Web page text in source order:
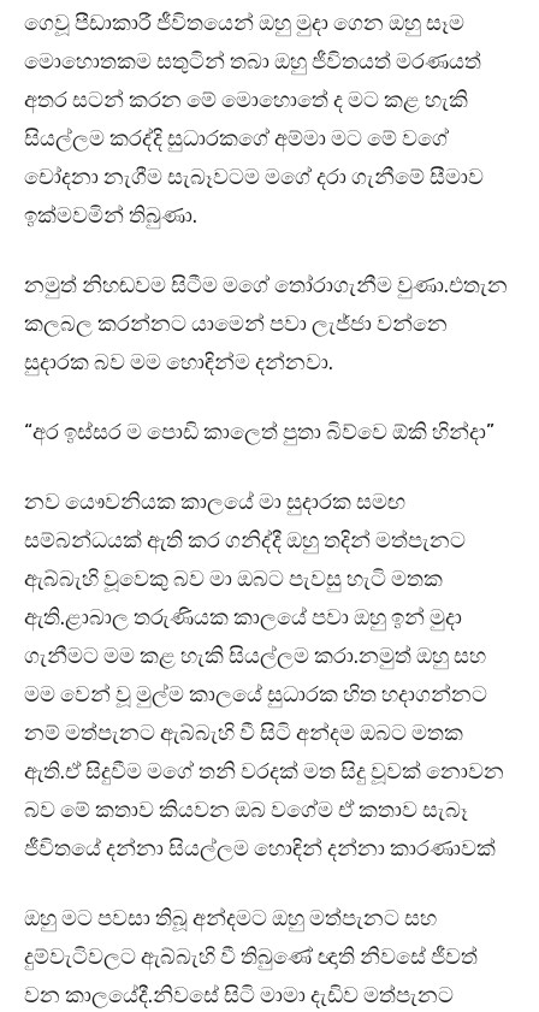
ගෙවූ පීඩාකාරී ජීවිතයෙන් ඔහු මුදා ගෙන ඔහු සෑම
මොහොතකම සතුටින් තබා ඔහු ජීවිතයත් මරණයත්
අතර සටන් කරන මේ මොහොතේ ද මට කළ හැකි
සියල්ලම කරද්දි සුධාරකගේ අම්මා මට මේ වගේ
චෝදනා නැගීම සැබෑවටම මගේ දරා ගැනීමේ සීමාව
ඉක්මවමින් තිබුණා.
නමුත් නිහඬවම සිටීම මගේ තෝරාගැනීම වුණා.එතැන
කලබල කරන්නට යාමෙන් පවා ලැජ්ජා වන්නෙ
සුදාරක බව මම හොඳින්ම දන්නවා.
“අර ඉස්සර ම පොඩි කාලෙත් පුතා බිව්වෙ ඕකි හින්දා”
නව යෞවනියක කාලයේ මා සුදාරක සමඟ
සම්බන්ධයක් ඇති කර ගනිද්දී ඔහු තදින් මත්පැනට
ඇබ්බැහි වූවෙකු බව මා ඔබට පැවසු හැටි මතක
ඇති.ළාබාල තරුණියක කාලයේ පවා ඔහු ඉන් මුදා
ගැනීමට මම කළ හැකි සියල්ලම කරා.නමුත් ඔහු සහ
මම වෙන් වූ මුල්ම කාලයේ සුධාරක හිත හදාගන්නට
නම් මත්පැනට ඇබ්බැහි වී සිටි අන්දම ඔබට මතක
ඇති.ඒ සිදුවීම මගේ තනි වරදක් මත සිදු වූවක් නොවන
බව මේ කතාව කියවන ඔබ වගේම ඒ කතාව සැබෑ
ජීවිතයේ දන්නා සියල්ලම හොඳින් දන්නා කාරණාවක්
ඔහු මට පවසා තිබූ අන්දමට ඔහු මත්පැනට සහ
දුම්වැටිවලට ඇබ්බැහි වී තිබුණේ ඥාති නිවසේ ජීවත්
වන කාලයේදී.නිවසේ සිටි මාමා දැඩිව මත්පැනට